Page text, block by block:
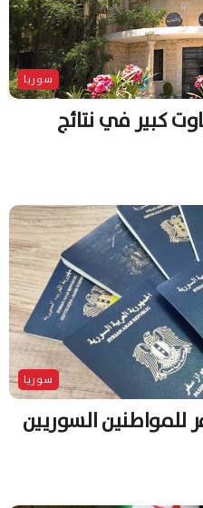
سوريا
كبير في نتائج
سوريا
السوريين